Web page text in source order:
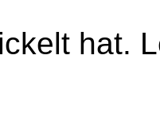
hat.